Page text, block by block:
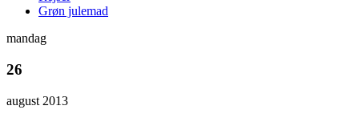
Grøn julemad
mandag
26
august 2013